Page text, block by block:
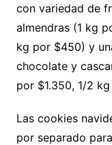
con variedad de
almendras (1 kg
kg por $450) y
chocolate y
por $1.350, 1/2
Las cookies
por separado